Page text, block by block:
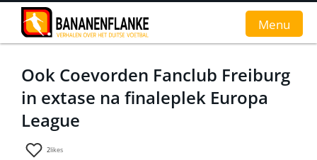
Home
Nieuws
Interviews
Menu
Ook Coevorden Fanclub Freiburg
in extase na finaleplek Europa
League
2likes